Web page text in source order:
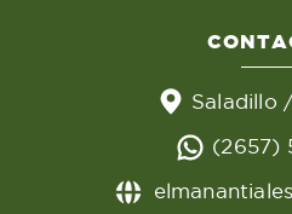
Saladillo
(2657)